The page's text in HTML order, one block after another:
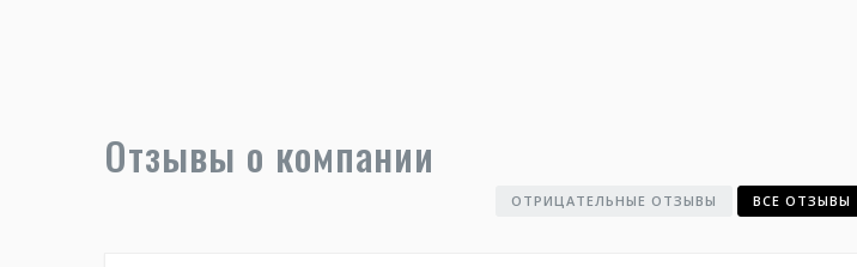
Отзывы о компании
ОТРИЦАТЕЛЬНЫЕ ОТЗЫВЫ ВСЕ ОТЗЫВЫ